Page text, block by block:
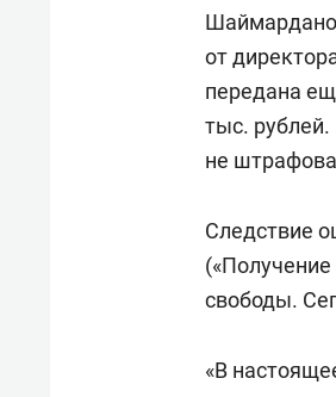
от
передана
тыс.
не
Следствие
свободы.
«В